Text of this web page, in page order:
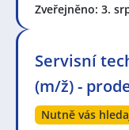
Zveřejněno: 3.
Servisní
(m/ž) -
Nutně vás